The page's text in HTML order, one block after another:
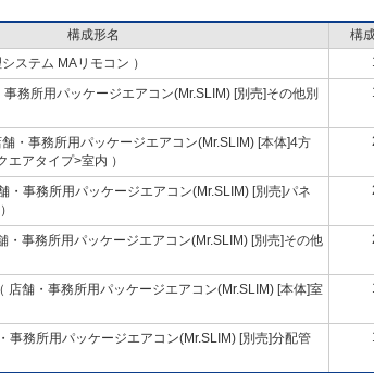
構成形名
構
ステム MAリモコン ）
事務所用パッケージエアコン(Mr.SLIM) [別売]その他別
舗・事務所用パッケージエアコン(Mr.SLIM) [本体]4方
アタイプ>室内 ）
・事務所用パッケージエアコン(Mr.SLIM) [別売]パネ
・事務所用パッケージエアコン(Mr.SLIM) [別売]その他
店舗・事務所用パッケージエアコン(Mr.SLIM) [本体]室
事務所用パッケージエアコン(Mr.SLIM) [別売]分配管